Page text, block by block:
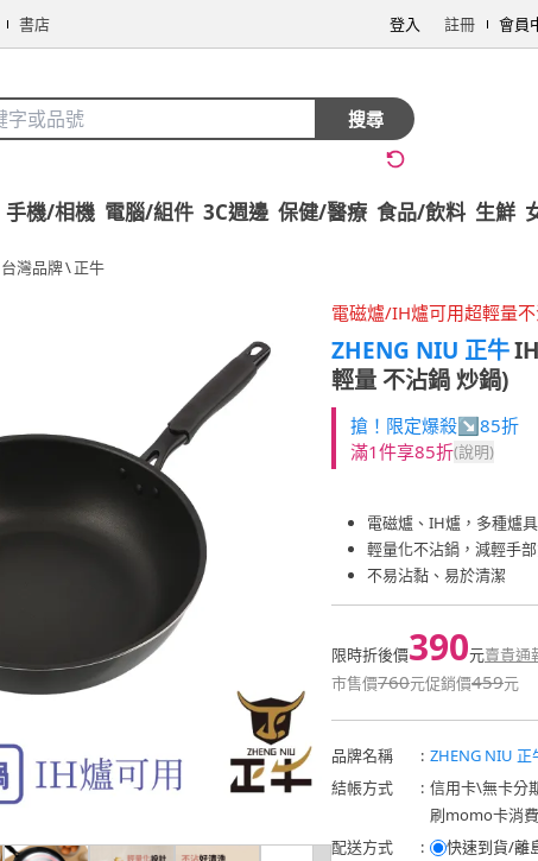
書店 登入 註冊 會員
搜尋
手機/相機 電腦/組件 3C週邊 保健/醫療 食品/飲料 生鮮
台灣品牌\正牛
電磁爐/IH爐可用超輕量
ZHENG NIU 正牛
輕量 不沾鍋 炒鍋)
搶！限定爆殺↘85折
滿1件享85折(說明)
電磁爐、IH爐，多種爐
輕量化不沾鍋，減輕手
不易沾黏、易於清潔
限時折後價390元賣貴通
市售價760元促銷價459元
品牌名稱 : ZHENG NIU 正
結帳方式
: 信用卡\無卡分
刷momo卡消
配送方式
:
快速到貨/離